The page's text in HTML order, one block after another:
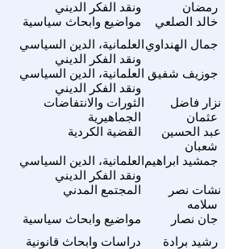
ونقد الفكر الديني
رمضان
مواضيع وابحاث سياسية خالد الصلعي
العلمانية، الدين السياسي
ونقد الفكر الديني
جمال الهنداوي
العلمانية، الدين السياسي
ونقد الفكر الديني
جوزيف شفيق
الثورات والانتفاضات
الجماهيرية
نزار فاضل
عثمان
القضية الكردية
عبد الحسين
شعبان
العلمانية، الدين السياسي
ونقد الفكر الديني
جمشيد ابراهيم
المجتمع المدني
نشات نصر
سلامه
مواضيع وابحاث سياسية جان نصار
دراسات وابحاث قانونية
رشيد برادة